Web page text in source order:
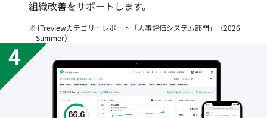
組織改善をサポートします。
※ ITreviewカテゴリーレポート「人事評価システム部門」（2026
Summer）